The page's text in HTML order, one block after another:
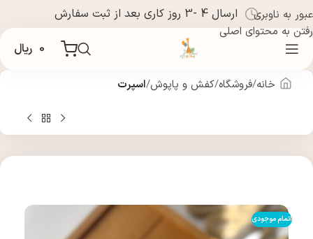
عبور به ناوبری
رفتن به محتوای اصلی
ارسال 4 -3 روز کاری بعد از ثبت سفارش
0 ریال
خانه فروشگاه کفش و پاپوش اسپرت
اتمام موجودی